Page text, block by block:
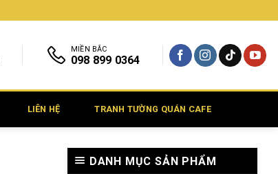
MIỀN BẮC
098 899 0364
LIÊN HỆ TRANH TƯỜNG QUÁN CAFE
DANH MỤC SẢN PHẨM